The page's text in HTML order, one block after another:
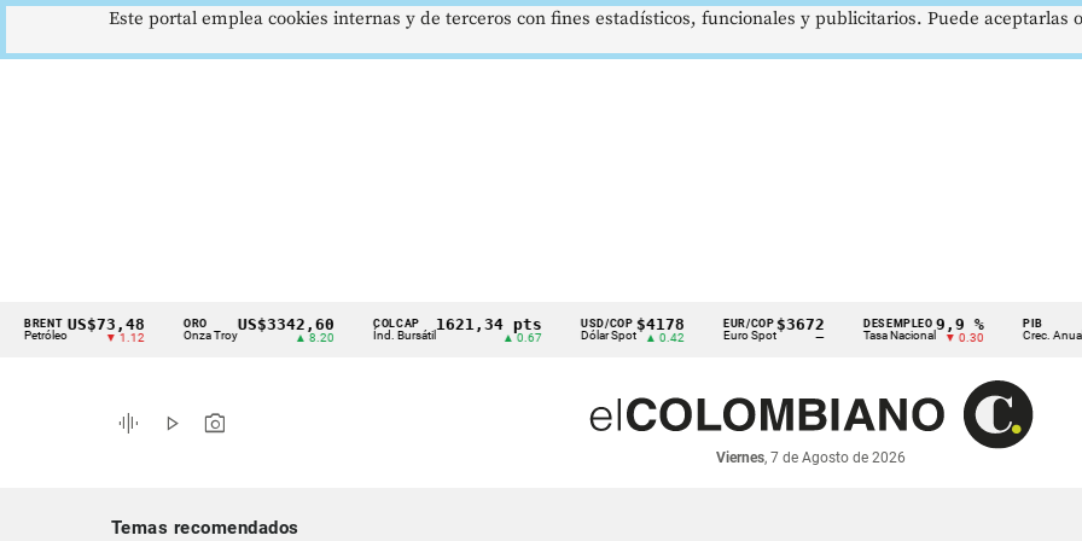
Cintillo
indicadores
económicos
US$73,48
▼ 1.12
ORO
Onza Troy
US$3342,60 COLCAP
Índ. Bursátil
1621,34 pts USD/COP
Dólar Spot
$4178
▲ 0.42
EUR/COP
Euro Spot
$3672
—
DESEMPLEO
Tasa Nacional
9,9 %
▼ 0.30
PIB
Crec. Anual
2,8
▲
graphic_eq play_arrow photo_camera
Viernes, 7 de Agosto de 2026
Temas recomendados
Este portal emplea cookies internas y de terceros con fines estadísticos, funcionales y publicitarios. Puede aceptarlas